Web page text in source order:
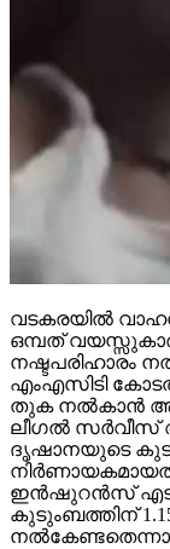
വടകരയില്‍
ഒമ്പത്
നഷ്ടപരിഹാരം
എംഎസിടി
തുക നല്‍കാന്‍
ലീഗല്‍ സര്‍വീസ്
ദൃഷാനയുടെ
ഇന്‍ഷുറന്‍സ്
കുടുംബത്തിന്